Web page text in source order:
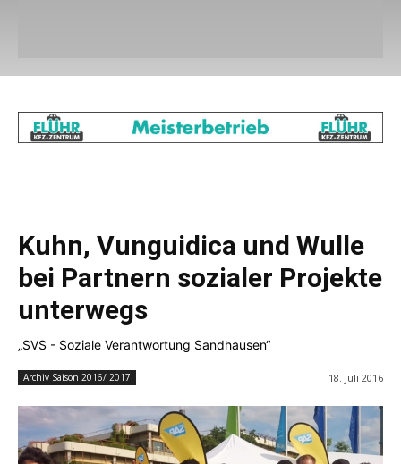
Kuhn, Vunguidica und Wulle
bei Partnern sozialer Projekte
unterwegs
„SVS - Soziale Verantwortung Sandhausen“
Archiv Saison 2016/ 2017 18. Juli 2016